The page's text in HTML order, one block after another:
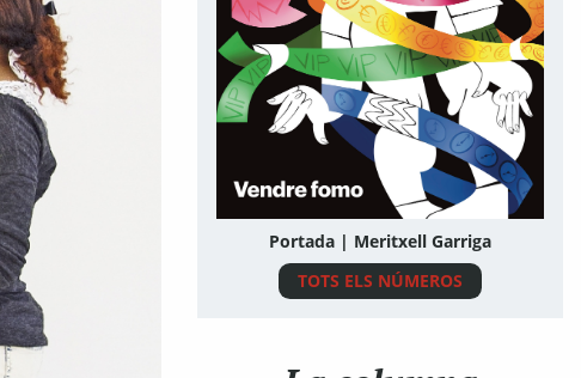
Portada | Meritxell Garriga
TOTS ELS NÚMEROS